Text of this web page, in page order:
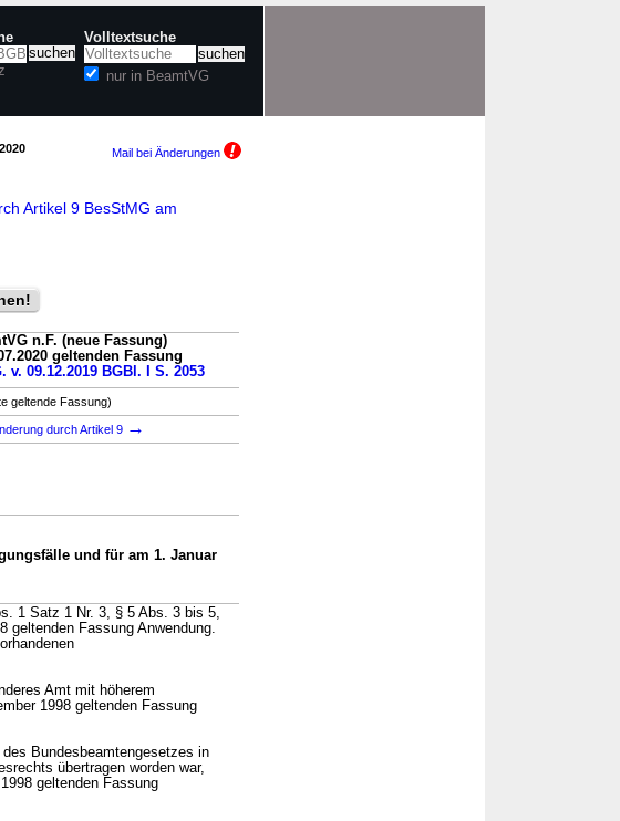
Volltextsuche
nur in BeamtVG
Mail bei Änderungen
Artikel 9 BesStMG am
n.F. (neue Fassung)
geltenden Fassung
v. 09.12.2019 BGBl. I S. 2053
geltende Fassung)
durch Artikel 9 →
und für am 1. Januar
1 Satz 1 Nr. 3, § 5 Abs. 3 bis 5,
geltenden Fassung Anwendung.
Amt mit höherem
1998 geltenden Fassung
Bundesbeamtengesetzes in
übertragen worden war,
geltenden Fassung